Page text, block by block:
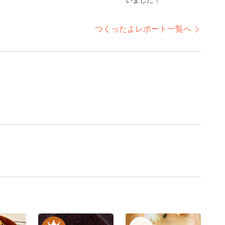
つくったよレポート一覧へ